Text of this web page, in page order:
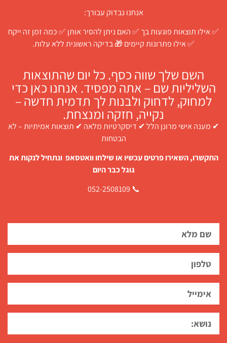
אנחנו נבדוק עבורך:
✅ אילו תוצאות פוגעות בך ✅ האם ניתן להסיר אותן ✅ כמה זמן זה ייקח
✅ אילו פתרונות קיימים 🎁 בדיקה ראשונית ללא עלות.
השם שלך שווה כסף. כל יום שהתוצאות
השליליות שם – אתה מפסיד. אנחנו כאן כדי
למחוק, לדחוק ולבנות לך תדמית חדשה –
נקייה, חזקה ומנצחת.
✔ מענה אישי מרונן הלל ✔ דיסקרטיות מלאה ✔ תוצאות אמיתיות – לא
הבטחות
התקשרו, השאירו פרטים עכשיו או שילחו וואטסאפ ונתחיל לנקות את
גוגל כבר היום
📞 052-2508109